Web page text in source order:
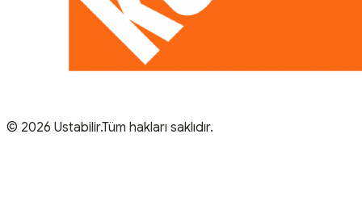
© 2026 Ustabilir.Tüm hakları saklıdır.